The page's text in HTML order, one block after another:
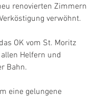
renovierten Zimmern
verwöhnt.
OK vom St. Moritz
Helfern und
Bahn.
eine gelungene